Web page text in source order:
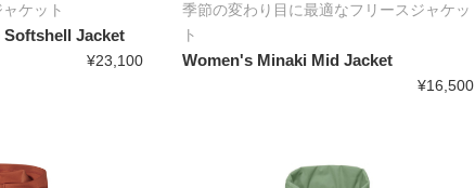
ケット
Jacket
¥23,100
季節の変わり目に最適なフリースジャケッ
ト
Women's Minaki Mid Jacket
¥16,500